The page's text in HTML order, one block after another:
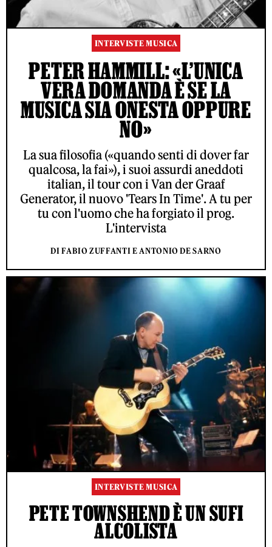
INTERVISTE MUSICA
PETER HAMMILL: «L’UNICA
VERA DOMANDA È SE LA
MUSICA SIA ONESTA OPPURE
NO»
La sua filosofia («quando senti di dover far
qualcosa, la fai»), i suoi assurdi aneddoti
italian, il tour con i Van der Graaf
Generator, il nuovo 'Tears In Time'. A tu per
tu con l'uomo che ha forgiato il prog.
L'intervista
DI FABIO ZUFFANTI E ANTONIO DE SARNO
INTERVISTE MUSICA
PETE TOWNSHEND È UN SUFI
ALCOLISTA